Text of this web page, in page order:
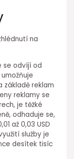
na
se odvíjí od
základě reklam
reklamy se
je těžké
odhaduje se,
až 0,03 USD
služby je
desítek tisíc